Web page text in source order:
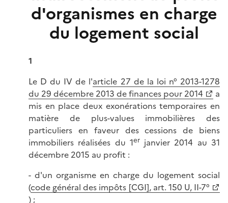
d'organismes en charge
du logement social
1
Le D du IV de l'article 27 de la loi n° 2013-1278
du 29 décembre 2013 de finances pour 2014
a
mis en place deux exonérations temporaires en
matière de plus-values immobilières des
particuliers en faveur des cessions de biens
immobiliers réalisées du 1erjanvier 2014 au 31
décembre 2015 au profit :
- d'un organisme en charge du logement social
(code général des impôts [CGI], art. 150 U, II-7°
) ;